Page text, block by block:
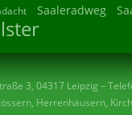
Saaleradweg
3, 04317 Leipzig –
Herrenhäusern,